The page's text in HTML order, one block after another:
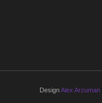
DesignAlex Arzuman